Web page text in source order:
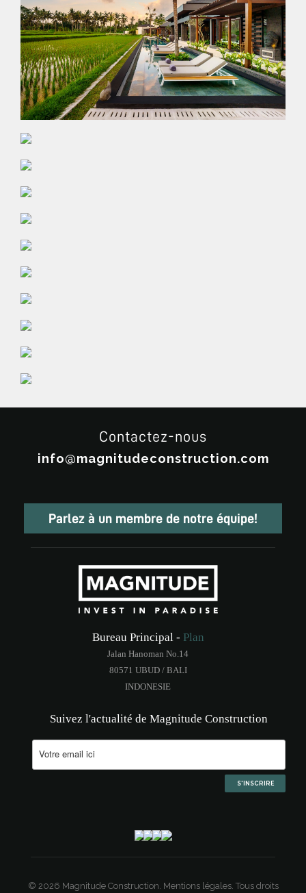
Contactez-nous
info@magnitudeconstruction.com
Parlez à un membre de notre équipe!
Bureau Principal - Plan
Jalan Hanoman No.14
80571 UBUD / BALI
INDONESIE
Suivez l'actualité de Magnitude Construction
© 2026 Magnitude Construction. Mentions légales. Tous droits